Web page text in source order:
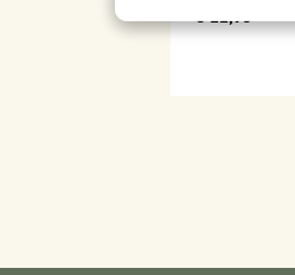
€ 22,95